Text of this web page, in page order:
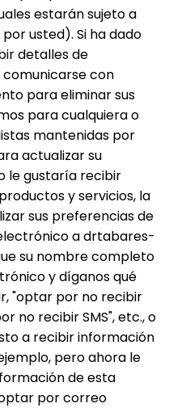
estarán sujeto a
usted). Si ha dado
detalles de
con
para eliminar sus
para cualquiera o
mantenidas por
actualizar su
le gustaría recibir
y servicios, la
sus preferencias de
a drtabares-
su nombre completo
y díganos qué
"optar por no recibir
no recibir SMS", etc., o
a recibir información
pero ahora le
de esta
por correo